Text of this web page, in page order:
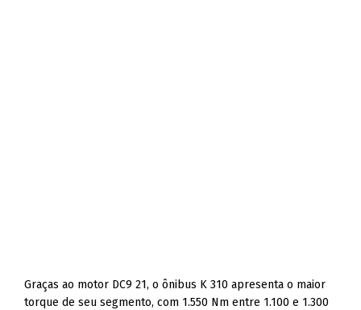
Graças ao motor DC9 21, o ônibus K 310 apresenta o maior
torque de seu segmento, com 1.550 Nm entre 1.100 e 1.300